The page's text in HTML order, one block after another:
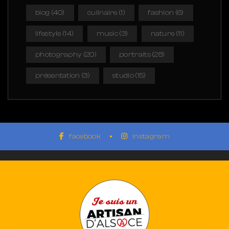
blog (40) culinaire (1) fashion (6)
lifestyle (14) music(3) nature (11)
photography (20) portraits(28)
présentation (3) studio(15)
facebook instagram